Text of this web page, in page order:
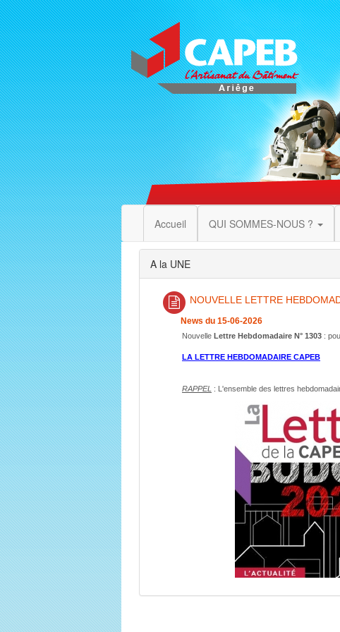
Accueil QUI SOMMES-NOUS ?
A la UNE
NOUVELLE LETTRE
News du 15-06-2026
Nouvelle Lettre Hebdomadaire N° 1303 :
LA LETTRE HEBDOMADAIRE CAPEB
RAPPEL : L'ensemble des lettres